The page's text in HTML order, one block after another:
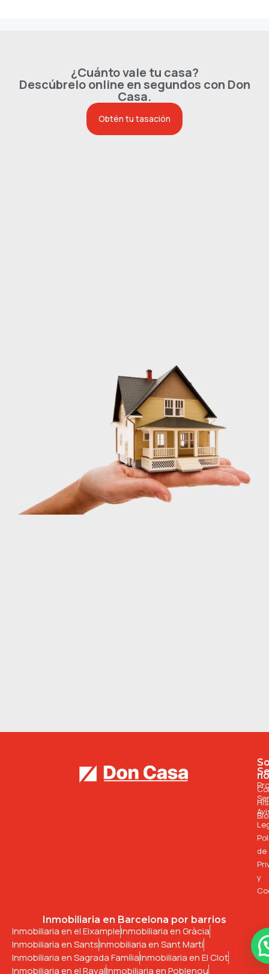
¿Cuánto vale tu casa?
Descúbrelo online en segundos con Don
Casa.
Obtén tu tasación
de
y
Inmobiliaria en Barcelona por barrios
Inmobiliaria en el EixampleInmobiliaria en Gràcia
Inmobiliaria en SantsInmobiliaria en Sant Martí
Inmobiliaria en Sagrada FamíliaInmobiliaria en El Clot
Inmobiliaria en el RavalInmobiliaria en Poblenou